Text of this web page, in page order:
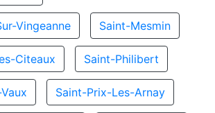
Vingeanne Saint-Mesmin
Citeaux Saint-Philibert
Saint-Prix-Les-Arnay